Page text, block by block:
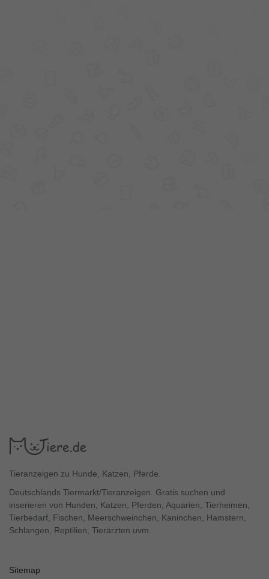
Tieranzeigen zu Hunde, Katzen, Pferde.
Deutschlands Tiermarkt/Tieranzeigen. Gratis suchen und
inserieren von Hunden, Katzen, Pferden, Aquarien, Tierheimen,
Tierbedarf, Fischen, Meerschweinchen, Kaninchen, Hamstern,
Schlangen, Reptilien, Tierärzten uvm.
Sitemap